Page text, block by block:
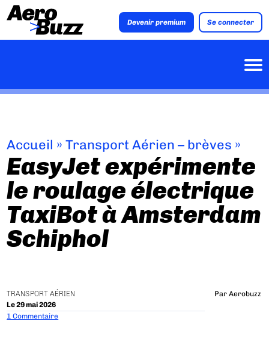
Devenir premium Se connecter
Accueil »Transport Aérien – brèves »
EasyJet expérimente
le roulage électrique
TaxiBot à Amsterdam
Schiphol
TRANSPORT AÉRIEN
Le 29 mai 2026
Par Aerobuzz
1 Commentaire